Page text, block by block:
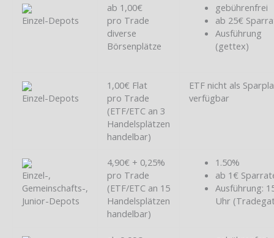
Einzel-Depots
ab 1,00€
pro Trade
diverse
Börsenplätze
gebührenfrei
ab 25€
Ausführung
(gettex)
Einzel-Depots
1,00€ Flat
pro Trade
(ETF/ETC an 3
Handelsplätzen
handelbar)
ETF nicht als
verfügbar
Einzel-,
Gemeinschafts-,
Junior-Depots
4,90€ + 0,25%
pro Trade
(ETF/ETC an 15
Handelsplätzen
handelbar)
1.50%
ab 1€
Ausführung:
Uhr